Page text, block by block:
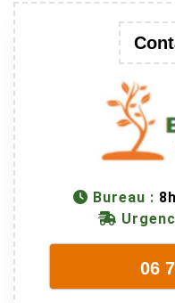
Bureau :
06